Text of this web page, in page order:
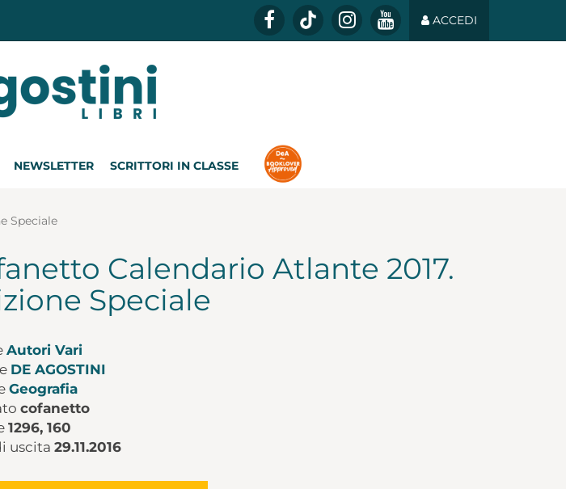
ACCEDI
NEWSLETTER SCRITTORI IN CLASSE
Speciale
Calendario Atlante 2017.
Speciale
Autori Vari
DE AGOSTINI
Geografia
cofanetto
1296, 160
uscita 29.11.2016